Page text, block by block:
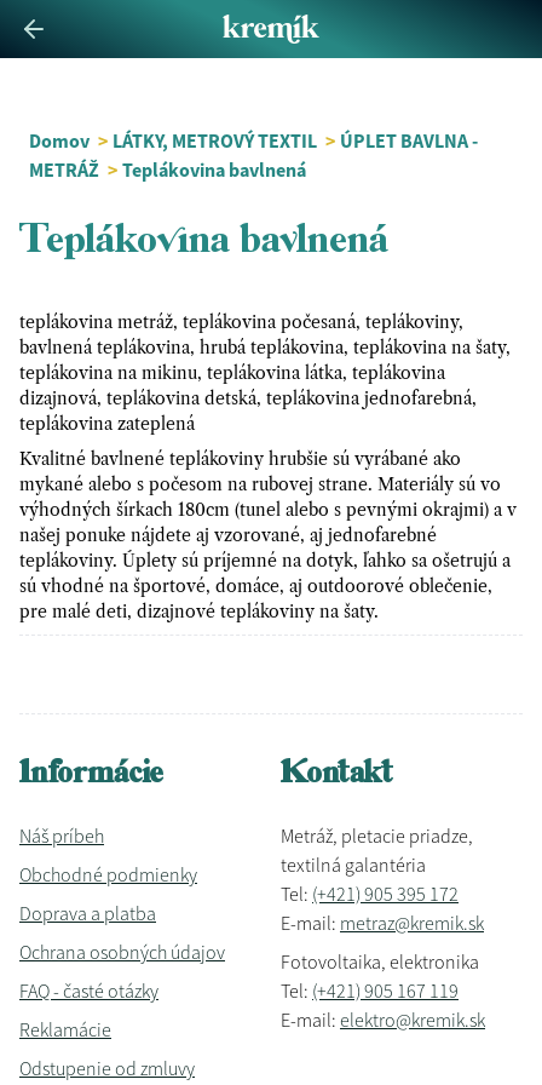
Domov > LÁTKY, METROVÝ TEXTIL > ÚPLET BAVLNA -
METRÁŽ > Teplákovina bavlnená
Teplákovina bavlnená
teplákovina metráž, teplákovina počesaná, teplákoviny,
bavlnená teplákovina, hrubá teplákovina, teplákovina na šaty,
teplákovina na mikinu, teplákovina látka, teplákovina
dizajnová, teplákovina detská, teplákovina jednofarebná,
teplákovina zateplená
Kvalitné bavlnené teplákoviny hrubšie sú vyrábané ako
mykané alebo s počesom na rubovej strane. Materiály sú vo
výhodných šírkach 180cm (tunel alebo s pevnými okrajmi) a v
našej ponuke nájdete aj vzorované, aj jednofarebné
teplákoviny. Úplety sú príjemné na dotyk, ľahko sa ošetrujú a
sú vhodné na športové, domáce, aj outdoorové oblečenie,
pre malé deti, dizajnové teplákoviny na šaty.
Informácie
Náš príbeh
Obchodné podmienky
Doprava a platba
Ochrana osobných údajov
FAQ - časté otázky
Reklamácie
Odstupenie od zmluvy
Kontakt
Metráž, pletacie priadze,
textilná galantéria
Tel: (+421) 905 395 172
E-mail: metraz@kremik.sk
Fotovoltaika, elektronika
Tel: (+421) 905 167 119
E-mail: elektro@kremik.sk